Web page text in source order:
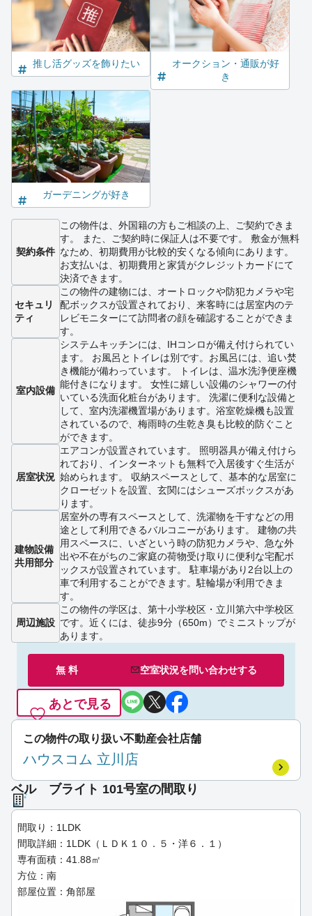
推し活グッズを飾りたい
オークション・通販が好
き
ガーデニングが好き
契約条件
この物件は、外国籍の方もご相談の上、ご契約できま
す。 また、ご契約時に保証人は不要です。 敷金が無料
なため、初期費用が比較的安くなる傾向にあります。
お支払いは、初期費用と家賃がクレジットカードにて
決済できます。
セキュリ
ティ
この物件の建物には、オートロックや防犯カメラや宅
配ボックスが設置されており、来客時には居室内のテ
レビモニターにて訪問者の顔を確認することができま
す。
室内設備
システムキッチンには、IHコンロが備え付けられてい
ます。 お風呂とトイレは別です。お風呂には、追い焚
き機能が備わっています。 トイレは、温水洗浄便座機
能付きになります。 女性に嬉しい設備のシャワーの付
いている洗面化粧台があります。 洗濯に便利な設備と
して、室内洗濯機置場があります。浴室乾燥機も設置
されているので、梅雨時の生乾き臭も比較的防ぐこと
ができます。
居室状況
エアコンが設置されています。 照明器具が備え付けら
れており、インターネットも無料で入居後すぐ生活が
始められます。 収納スペースとして、基本的な居室に
クローゼットを設置、玄関にはシューズボックスがあ
ります。
建物設備
共用部分
居室外の専有スペースとして、洗濯物を干すなどの用
途として利用できるバルコニーがあります。 建物の共
用スペースに、いざという時の防犯カメラや、急な外
出や不在がちのご家庭の荷物受け取りに便利な宅配ボ
ックスが設置されています。 駐車場があり2台以上の
車で利用することができます。駐輪場が利用できま
す。
周辺施設
この物件の学区は、第十小学校区・立川第六中学校区
です。近くには、徒歩9分（650m）でミニストップが
あります。
無 料 空室状況を問い合わせする
あとで見る
この物件の取り扱い不動産会社店舗
ハウスコム 立川店
ベル ブライト 101号室の間取り
間取り：1LDK
間取詳細：1LDK（ＬＤＫ１０．５・洋６．１）
専有面積：41.88㎡
方位：南
部屋位置：角部屋